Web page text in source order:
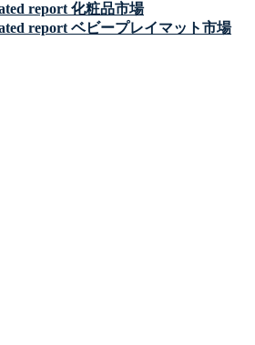
化粧品市場
ベビープレイマット市場